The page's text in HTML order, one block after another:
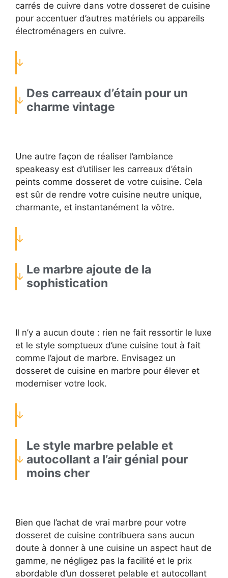
carrés de cuivre dans votre dosseret de cuisine
pour accentuer d’autres matériels ou appareils
électroménagers en cuivre.
Des carreaux d’étain pour un
charme vintage
Une autre façon de réaliser l’ambiance
speakeasy est d’utiliser les carreaux d’étain
peints comme dosseret de votre cuisine. Cela
est sûr de rendre votre cuisine neutre unique,
charmante, et instantanément la vôtre.
Le marbre ajoute de la
sophistication
Il n’y a aucun doute : rien ne fait ressortir le luxe
et le style somptueux d’une cuisine tout à fait
comme l’ajout de marbre. Envisagez un
dosseret de cuisine en marbre pour élever et
moderniser votre look.
Le style marbre pelable et
autocollant a l’air génial pour
moins cher
Bien que l’achat de vrai marbre pour votre
dosseret de cuisine contribuera sans aucun
doute à donner à une cuisine un aspect haut de
gamme, ne négligez pas la facilité et le prix
abordable d’un dosseret pelable et autocollant